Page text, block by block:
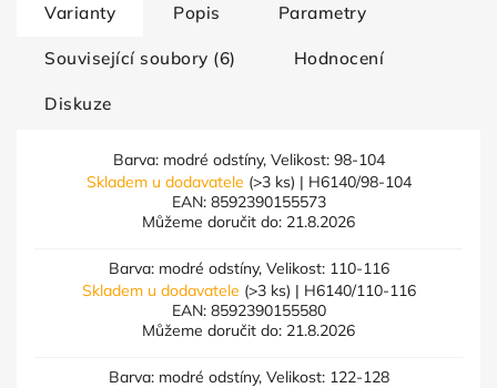
Varianty Popis Parametry
Související soubory (6) Hodnocení
Diskuze
Barva: modré odstíny, Velikost: 98-104
Skladem u dodavatele (>3 ks) | H6140/98-104
EAN: 8592390155573
Můžeme doručit do: 21.8.2026
Barva: modré odstíny, Velikost: 110-116
Skladem u dodavatele (>3 ks) | H6140/110-116
EAN: 8592390155580
Můžeme doručit do: 21.8.2026
Barva: modré odstíny, Velikost: 122-128